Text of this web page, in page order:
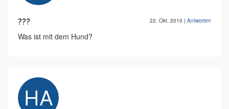
??? 22. Okt. 2010 | Antworten
Was ist mit dem Hund?